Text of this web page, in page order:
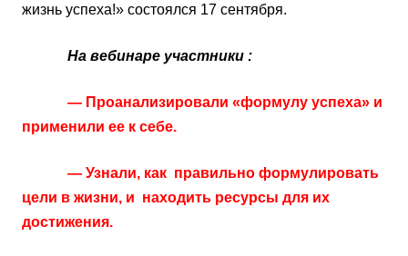
жизнь успеха!» состоялся 17 сентября.
На вебинаре участники :
— Проанализировали «формулу успеха» и
применили ее к себе.
— Узнали, как правильно формулировать
цели в жизни, и находить ресурсы для их
достижения.